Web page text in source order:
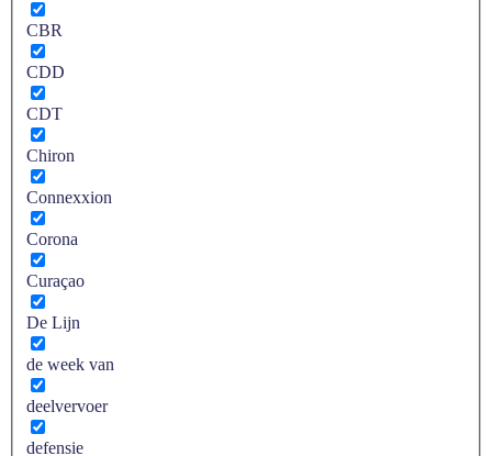
CBR
CDD
CDT
Chiron
Connexxion
Corona
Curaçao
De Lijn
de week van
deelvervoer
defensie